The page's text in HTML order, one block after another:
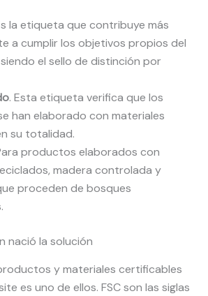
la etiqueta que contribuye más
a cumplir los objetivos propios del
el sello de distinción por
. Esta etiqueta verifica que los
han elaborado con materiales
su totalidad.
productos elaborados con
madera controlada y
proceden de bosques
nació la solución
y materiales certificables
es uno de ellos. FSC son las siglas